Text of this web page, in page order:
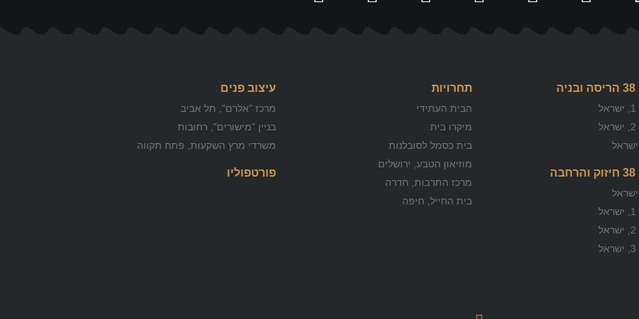
עיצוב פנים
מרכז "אלרם", תל אביב
בניין "מישורים", רחובות
משרדי מרץ השקעות, פתח תקווה
פורטפוליו
תחרויות
הבית העתידי
מיקרו בית
בית כסמל לסובלנות
מוזיאון הטבע, ירושלים
מרכז התרבות, חדרה
בית החייל, חיפה